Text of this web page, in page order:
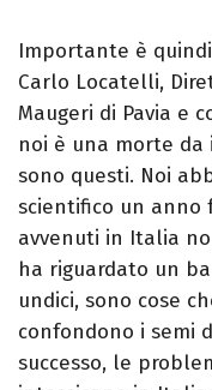
Importante è
Carlo Locatelli,
Maugeri di Pavia e
noi è una morte da
sono questi. Noi
scientifico un anno
avvenuti in Italia
ha riguardato un
undici, sono cose
confondono i semi
successo, le